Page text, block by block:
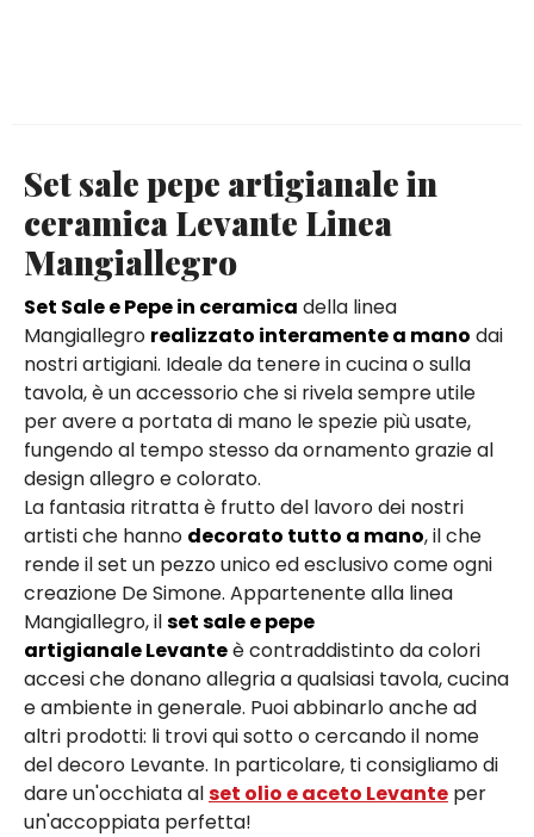
Set sale pepe artigianale in
ceramica Levante Linea
Mangiallegro
Set Sale e Pepe in ceramica della linea
Mangiallegro realizzato interamente a mano dai
nostri artigiani. Ideale da tenere in cucina o sulla
tavola, è un accessorio che si rivela sempre utile
per avere a portata di mano le spezie più usate,
fungendo al tempo stesso da ornamento grazie al
design allegro e colorato.
La fantasia ritratta è frutto del lavoro dei nostri
artisti che hanno decorato tutto a mano, il che
rende il set un pezzo unico ed esclusivo come ogni
creazione De Simone. Appartenente alla linea
Mangiallegro, ilset sale e pepe
artigianale Levanteè contraddistinto da colori
accesi che donano allegria a qualsiasi tavola, cucina
e ambiente in generale. Puoi abbinarlo anche ad
altri prodotti: li trovi qui sotto o cercando il nome
del decoro Levante. In particolare, ti consigliamo di
dare un'occhiata alset olio e aceto Levante per
un'accoppiata perfetta!